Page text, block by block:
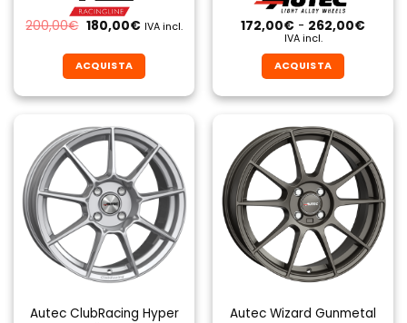
200,00€ Il
prezzo
era:
200,00€.
180,00€Il
è:
180,00€.
IVA incl.
ACQUISTA
prodotto
ha
più
varianti.
Le
opzioni
possono
essere
scelte
nella
del
172,00€ - 262,00€Fascia
IVA incl.
ACQUISTA
prodotto
ha
più
varianti.
Le
opzioni
possono
essere
scelte
nella
del
Autec ClubRacing Hyper
Autec Wizard Gunmetal